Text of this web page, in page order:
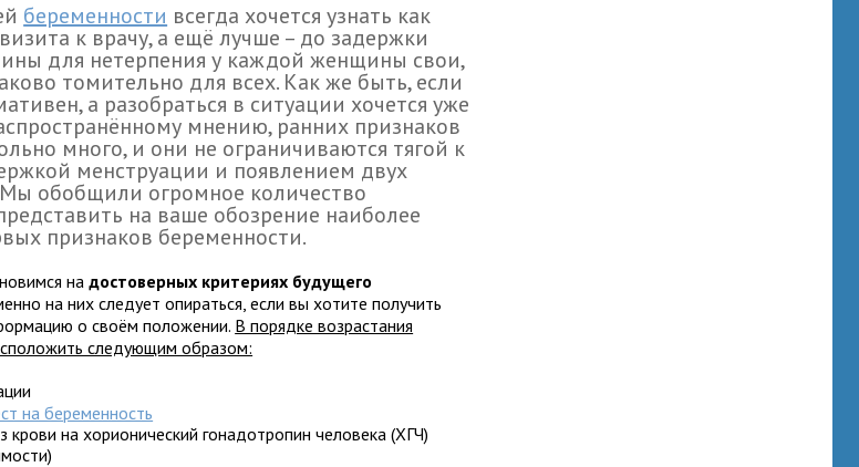
беременности всегда хочется узнать как
к врачу, а ещё лучше – до задержки
для нетерпения у каждой женщины свои,
томительно для всех. Как же быть, если
а разобраться в ситуации хочется уже
мнению, ранних признаков
много, и они не ограничиваются тягой к
менструации и появлением двух
Мы обобщили огромное количество
на ваше обозрение наиболее
признаков беременности.
надостоверных критериях будущего
на них следует опираться, если вы хотите получить
о своём положении. В порядке возрастания
следующим образом:
на беременность
крови на хорионический гонадотропин человека (ХГЧ)